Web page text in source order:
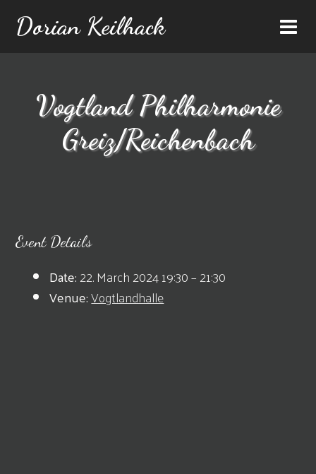
Dorian Keilhack
Vogtland Philharmonie
Greiz/Reichenbach
Event Details
Date:22. March 2024 19:30–21:30
Venue:Vogtlandhalle